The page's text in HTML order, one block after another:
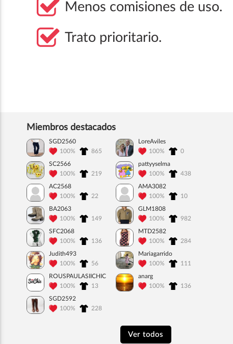
Menos comisiones de uso.
Trato prioritario.
Miembros destacados
SGD2560
100%
865
LoreAviles
100%
0
SC2566
100%
219
pattyyselma
100%
438
AC2568
100%
22
AMA3082
100%
10
BA2063
100%
149
GLM1808
100%
982
SFC2068
100%
136
MTD2582
100%
284
Judith493
100%
56
Mariagarrido
100%
111
ROUSPAULASIICHIC
100%
13
anarg
100%
136
SGD2592
100%
228
Ver todos